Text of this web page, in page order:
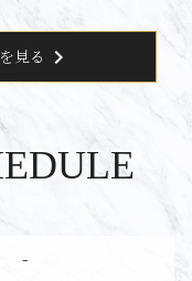
見る chevron_right
-